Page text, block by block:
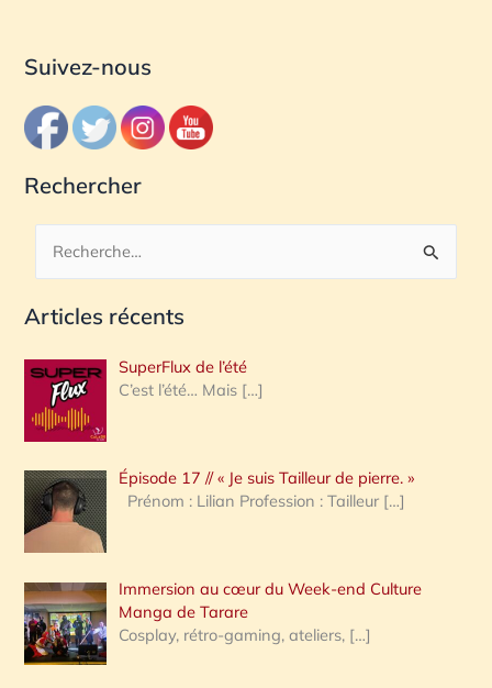
Suivez-nous
Rechercher
c
e
r
c
h
e
:
Articles récents
SuperFlux de l’été
C’est l’été… Mais […]
Épisode 17 // « Je suis Tailleur de pierre. »
Prénom : Lilian Profession : Tailleur […]
Immersion au cœur du Week-end Culture
Manga de Tarare
Cosplay, rétro-gaming, ateliers, […]